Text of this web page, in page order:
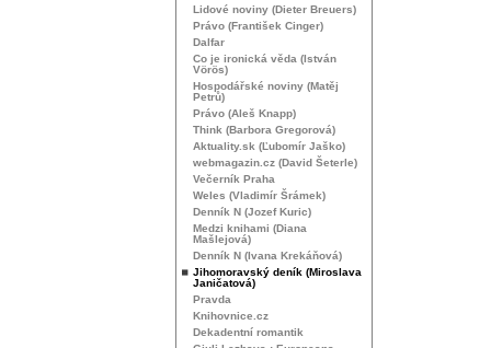
Lidové noviny (Dieter Breuers)
Právo (František Cinger)
Dalfar
Co je ironická věda (István
Vörös)
Hospodářské noviny (Matěj
Petrů)
Právo (Aleš Knapp)
Think (Barbora Gregorová)
Aktuality.sk (Ľubomír Jaško)
webmagazin.cz (David Šeterle)
Večerník Praha
Weles (Vladimír Šrámek)
Denník N (Jozef Kuric)
Medzi knihami (Diana
Mašlejová)
Denník N (Ivana Krekáňová)
Jihomoravský deník (Miroslava
Janičatová)
Pravda
Knihovnice.cz
Dekadentní romantik